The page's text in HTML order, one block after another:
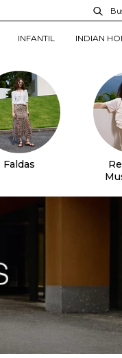
INFANTIL INDIAN
Faldas